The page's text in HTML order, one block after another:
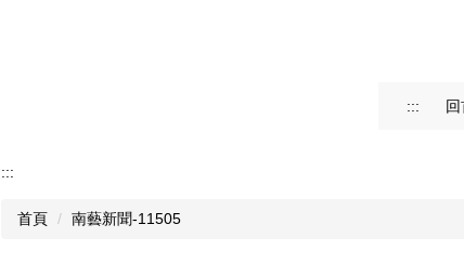
:::
:::
首頁 南藝新聞-11505